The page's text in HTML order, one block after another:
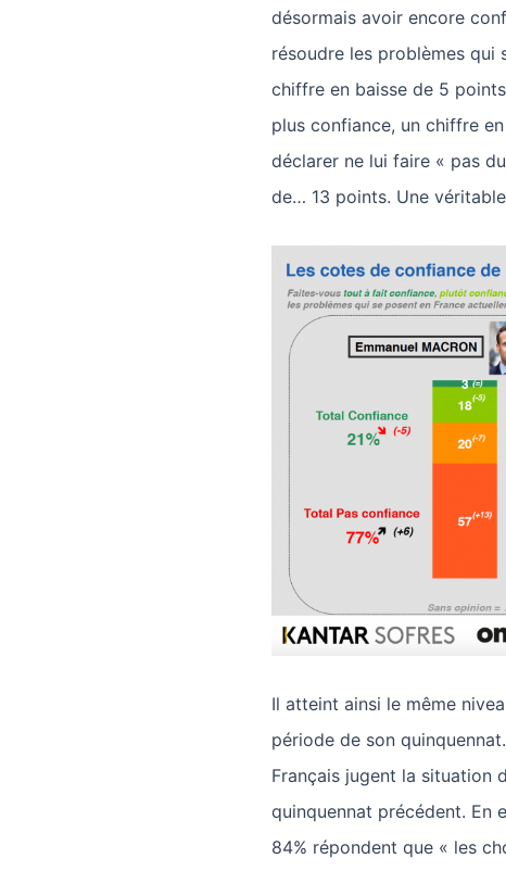
désormais avoir encore
résoudre les problèmes qui
chiffre en baisse de 5
plus confiance, un chiffre
déclarer ne lui faire « pas
de… 13 points. Une
Il atteint ainsi le même
période de son
Français jugent la situation
quinquennat précédent. En
84% répondent que « les